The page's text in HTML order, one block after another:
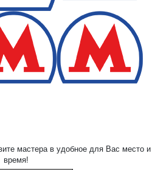
мастера в удобное для Вас место и
время!